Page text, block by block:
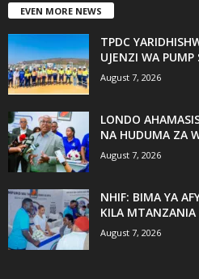
EVEN MORE NEWS
TPDC
UJENZI WA
August 7, 2026
LONDO
NA HUDUMA ZA
August 7, 2026
NHIF: BIMA YA
KILA MTANZANIA
August 7, 2026